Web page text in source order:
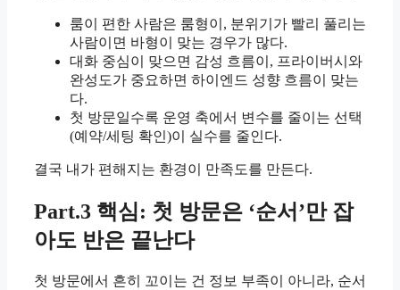
룸이 편한 사람은 룸형이, 분위기가 빨리 풀리는
사람이면 바형이 맞는 경우가 많다.
대화 중심이 맞으면 감성 흐름이, 프라이버시와
완성도가 중요하면 하이엔드 성향 흐름이 맞는
다.
첫 방문일수록 운영 축에서 변수를 줄이는 선택
(예약/세팅 확인)이 실수를 줄인다.
결국 내가 편해지는 환경이 만족도를 만든다.
Part.3 핵심: 첫 방문은 ‘순서’만 잡
아도 반은 끝난다
첫 방문에서 흔히 꼬이는 건 정보 부족이 아니라, 순서